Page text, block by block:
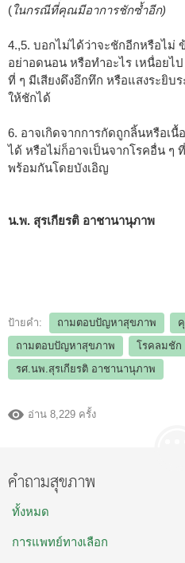
(ในกรณีที่คุณมีอาการชักซ้ำอีก)
4.,5. บอกไม่ได้ว่าจะชักอีกหรือไม่
อย่าอดนอน หรือทำอะไร เหนื่อยไ
ที่ ๆ มีเสียงดึงอึกทึก หรือแสงระยิบ
ให้ชักได้
6. อาจเกิดจากการกัดถูกลิ้นหรือเนื้
ได้ หรือไม่ก็อาจเป็นจากโรคอื่น ๆ
พร้อมกันโดยบังเอิญ
น.พ. สุรเกียรติ อาชานานุภาพ
ป้ายคำ: ถามตอบปัญหาสุขภาพ
ถามตอบปัญหาสุขภาพ
โรคลมชัก
รศ.นพ.สุรเกียรติ อาชานานุภาพ
อ่าน 8,229 ครั้ง
คำถามสุขภาพ
ทั้งหมด
การแพทย์ทางเลือก